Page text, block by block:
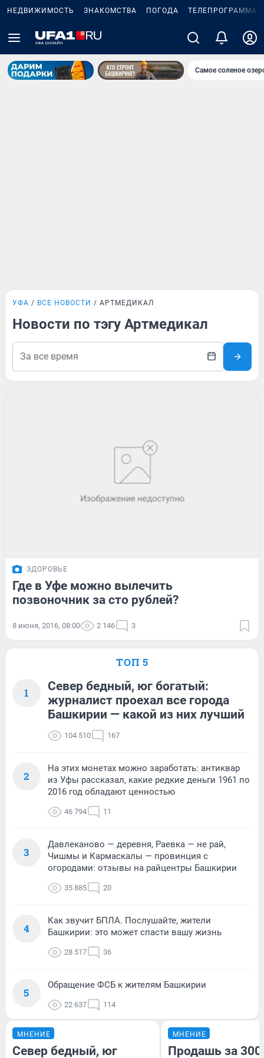
НЕДВИЖИМОСТЬ ЗНАКОМСТВА ПОГОДА ТЕЛЕПРОГРАММА
Самое соленое
УФА ВСЕ НОВОСТИ АРТМЕДИКАЛ
Новости по тэгу Артмедикал
ЗДОРОВЬЕ
Где в Уфе можно вылечить
позвоночник за сто рублей?
8 июня, 2016, 08:00 2 146 3
ТОП 5
1
Север бедный, юг богатый:
журналист проехал все города
Башкирии — какой из них лучший
104 510 167
2
На этих монетах можно заработать: антиквар
из Уфы рассказал, какие редкие деньги 1961 по
2016 год обладают ценностью
46 794 11
3
Давлеканово — деревня, Раевка — не рай,
Чишмы и Кармаскалы — провинция с
огородами: отзывы на райцентры Башкирии
35 885 20
4
Как звучит БПЛА. Послушайте, жители
Башкирии: это может спасти вашу жизнь
28 517 36
5
Обращение ФСБ к жителям Башкирии
22 637 114
МНЕНИЕ
Север бедный, юг
МНЕНИЕ
Продашь за